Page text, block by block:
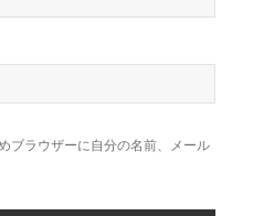
ブラウザーに自分の名前、メール